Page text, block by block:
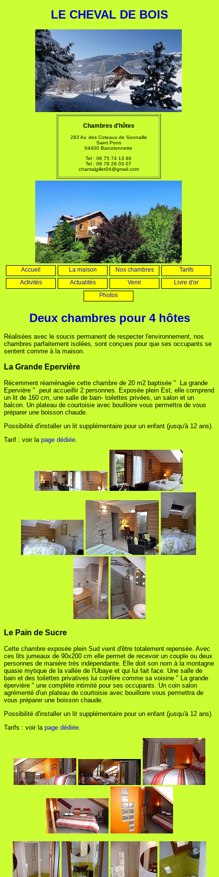
LE CHEVAL DE BOIS
Chambres d'hôtes
283 Av. des Coteaux de Sonnaille
Saint Pons
04400 Barcelonnette
Tel : 06 75 74 13 66
Tel : 06 78 26 03 07
chantalgillet04@gmail.com
Accueil La maison Nos chambres
Tarifs
Activités
Actualités Venir
Livre d'or
Photos
Deux chambres pour 4 hôtes
Réalisées avec le soucis permanent de respecter l'environnement, nos
chambres parfaitement isolées, sont conçues pour que ses occupants se
sentent comme à la maison.
La Grande Epervière
Récemment réaménagée cette chambre de 20 m2 baptisée " La grande
Epervière " peut accueillir 2 personnes. Exposée plein Est, elle comprend
un lit de 160 cm, une salle de bain- toilettes privées, un salon et un
balcon. Un plateau de courtoisie avec bouilloire vous permettra de vous
préparer une boisson chaude.
Possibilité d'installer un lit supplémentaire pour un enfant (jusqu'à 12 ans).
Tarif : voir la page dédiée.
Le Pain de Sucre
Cette chambre exposée plein Sud vient d'être totalement repensée. Avec
ces lits jumeaux de 90x200 cm elle permet de recevoir un couple ou deux
personnes de manière très indépendante. Elle doit son nom à la montagne
quasie mytique de la vallée de l'Ubaye et qui lui fait face. Une salle de
bain et des toilettes privatives lui confère comme sa voisine " La grande
épervière " une complète intimité pour ses occupants. Un coin salon
agrémenté d'un plateau de courtoisie avec bouilloire vous permettra de
vous préparer une boisson chaude.
Possibilité d'installer un lit supplémentaire pour un enfant (jusqu'à 12 ans).
Tarifs : voir la page dédiée.